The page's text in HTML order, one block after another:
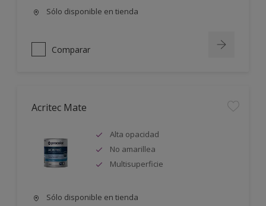
Sólo disponible en tienda
Comparar
Acritec Mate
Alta opacidad
No amarillea
Multisuperficie
Sólo disponible en tienda